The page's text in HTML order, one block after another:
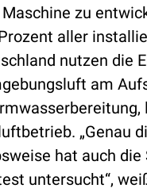
zu
aller
nutzen die
am
„Genau
hat auch die
untersucht“,